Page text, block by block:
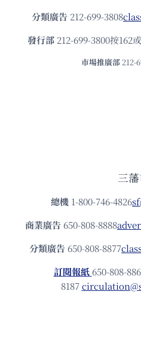
分類廣告 212-699-3808
發⾏部 212-699-3800按162
市場推廣部 212-
三
總機 1-800-746-4826
商業廣告 650-808-8888
分類廣告 650-808-8877
訂閱報紙 650-808-
8187